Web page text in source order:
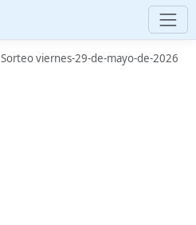
Sorteo viernes-29-de-mayo-de-2026